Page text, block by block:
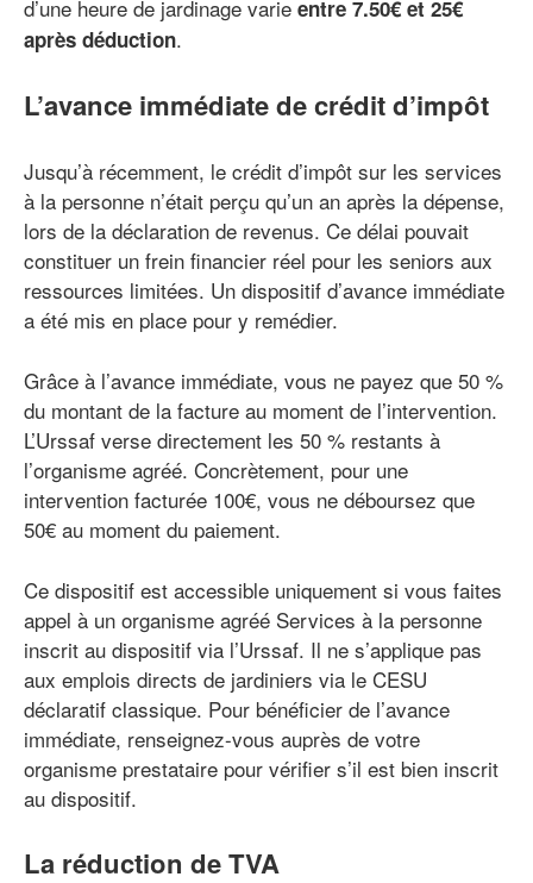
d’une heure de jardinage varie entre 7.50€ et 25€
après déduction.
L’avance immédiate de crédit d’impôt
Jusqu’à récemment, le crédit d’impôt sur les services
à la personne n’était perçu qu’un an après la dépense,
lors de la déclaration de revenus. Ce délai pouvait
constituer un frein financier réel pour les seniors aux
ressources limitées. Un dispositif d’avance immédiate
a été mis en place pour y remédier.
Grâce à l’avance immédiate, vous ne payez que 50 %
du montant de la facture au moment de l’intervention.
L’Urssaf verse directement les 50 % restants à
l’organisme agréé. Concrètement, pour une
intervention facturée 100€, vous ne déboursez que
50€ au moment du paiement.
Ce dispositif est accessible uniquement si vous faites
appel à un organisme agréé Services à la personne
inscrit au dispositif via l’Urssaf. Il ne s’applique pas
aux emplois directs de jardiniers via le CESU
déclaratif classique. Pour bénéficier de l’avance
immédiate, renseignez-vous auprès de votre
organisme prestataire pour vérifier s’il est bien inscrit
au dispositif.
La réduction de TVA